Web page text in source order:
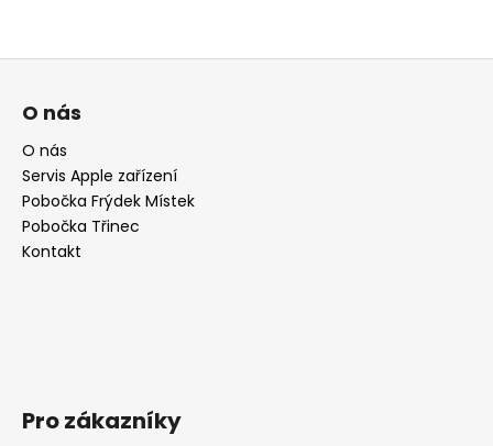
O nás
O nás
Servis Apple zařízení
Pobočka Frýdek Místek
Pobočka Třinec
Kontakt
Pro zákazníky